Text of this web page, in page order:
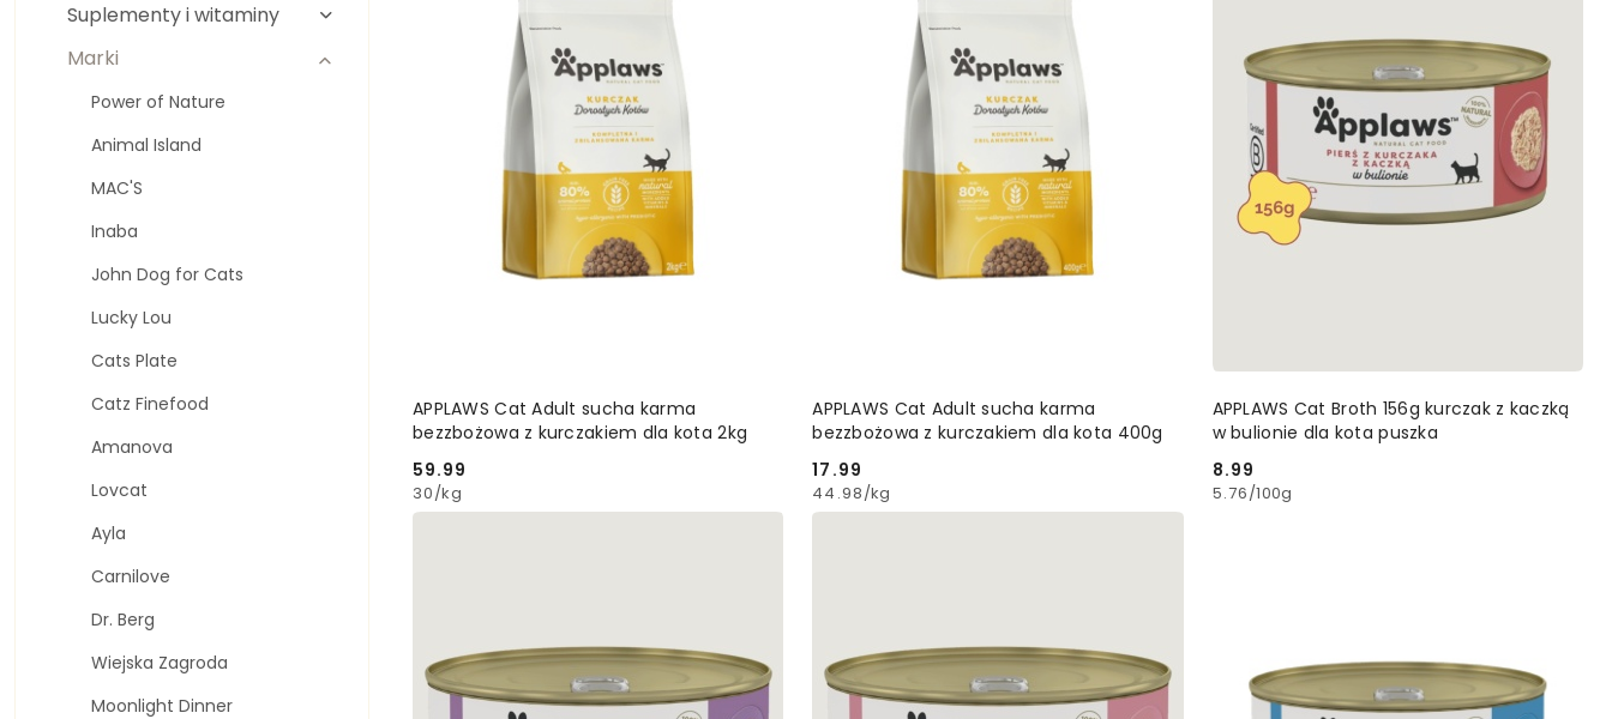
Suplementy i witaminy
Marki
Power of Nature
Animal Island
MAC'S
Inaba
John Dog for Cats
Lucky Lou
Cats Plate
Catz Finefood
Amanova
Lovcat
Ayla
Carnilove
Dr. Berg
Wiejska Zagroda
Moonlight Dinner
APPLAWS Cat Adult sucha karma
bezzbożowa z kurczakiem dla kota 2kg
Cena:
59.99
30/kg
DODAJ DO KOSZYKA
APPLAWS Cat Adult sucha karma
bezzbożowa z kurczakiem dla kota 400g
Cena:
17.99
44.98/kg
DODAJ DO KOSZYKA
APPLAWS Cat Broth 156g kurczak z kaczką
w bulionie dla kota puszka
Cena:
8.99
5.76/100g
DODAJ DO KOSZYKA